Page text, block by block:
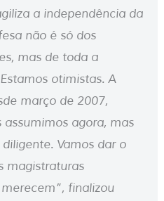
a independência da
não é só dos
mas de toda a
otimistas. A
março de 2007,
agora, mas
Vamos dar o
magistraturas
finalizou